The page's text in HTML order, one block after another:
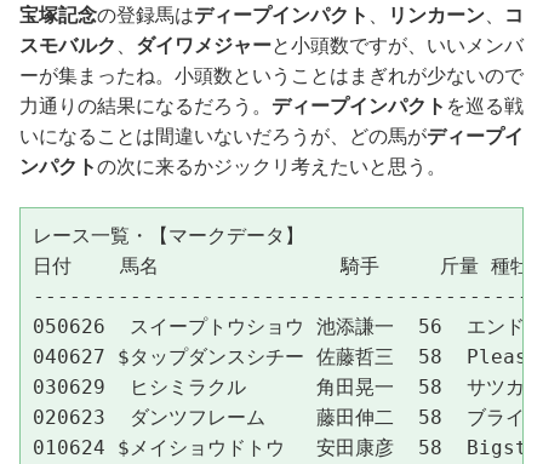
宝塚記念の登録馬はディープインパクト リンカーン
コ
スモバルク
ダイワメジャーと小頭数ですが、いいメンバ
ーが集まったね。小頭数ということはまぎれが少ないので
力通りの結果になるだろう。 ディープインパクト を巡る戦
いになることは間違いないだろうが、どの馬がディープイ
ンパクトの次に来るかジックリ考えたいと思う。
レース一覧・【マークデータ】
日付    馬名               騎手     斤量 種
050626  スイープトウショウ 池添謙一  56  エ
040627 $タップダンスシチー 佐藤哲三  58
030629  ヒシミラクル　　　 角田晃一  58  サ
020623  ダンツフレーム　　 藤田伸二  58  ブラ
010624 $メイショウドトウ　 安田康彦  58